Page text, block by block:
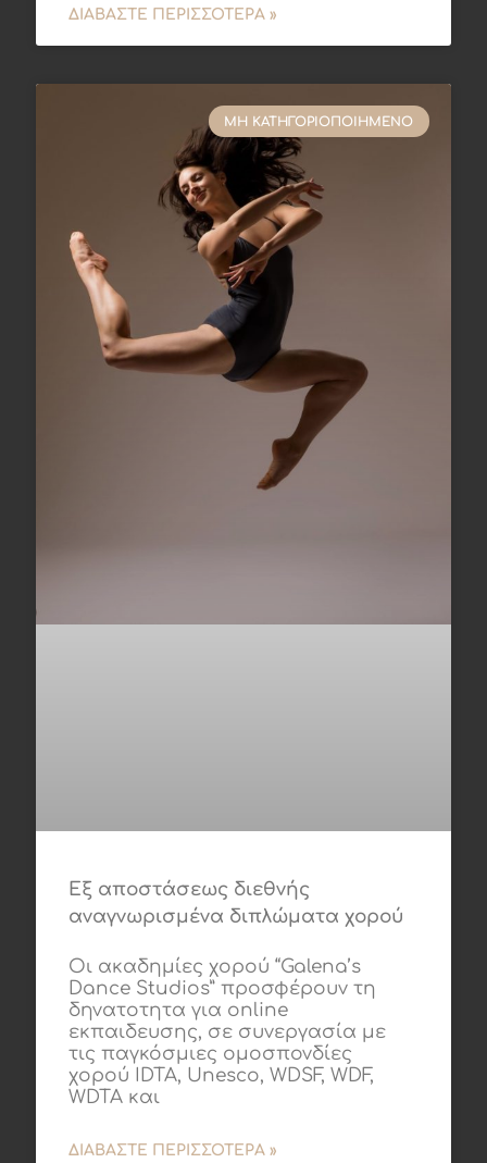
ΔΙΑΒΆΣΤΕ ΠΕΡΙΣΣΌΤΕΡΑ »
ΜΗ ΚΑΤΗΓΟΡΙΟΠΟΙΗΜΈΝΟ
Εξ αποστάσεως διεθνής
αναγνωρισμένα διπλώματα χορού
Οι ακαδημίες χορού “Galena’s
Dance Studios” προσφέρουν τη
δηνατοτητα για online
εκπαιδευσης, σε συνεργασία με
τις παγκόσμιες ομοσπονδίες
χορού IDTA, Unesco, WDSF, WDF,
WDTA και
ΔΙΑΒΆΣΤΕ ΠΕΡΙΣΣΌΤΕΡΑ »